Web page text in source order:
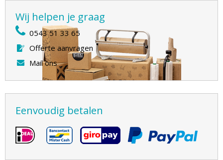
Wij helpen je graag
0543 51 33 65
Offerte aanvragen
Mail ons
Eenvoudig betalen